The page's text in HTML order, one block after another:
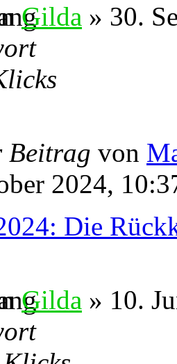
Gilda » 30.
Beitrag von
2024,
Die
Gilda » 10.